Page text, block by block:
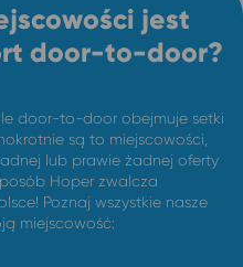
jest
door-to-door?
door-to-door obejmuje setki
są to miejscowości,
lub prawie żadnej oferty
Hoper zwalcza
Poznaj wszystkie nasze
miejscowość: